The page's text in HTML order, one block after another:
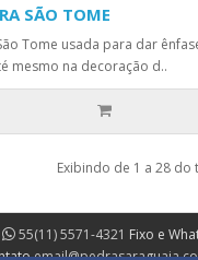
SÃO TOME
Tome usada para dar
mesmo na decoração d..
Exibindo de 1 a 28 do
55(11) 5571-4321 Fixo e